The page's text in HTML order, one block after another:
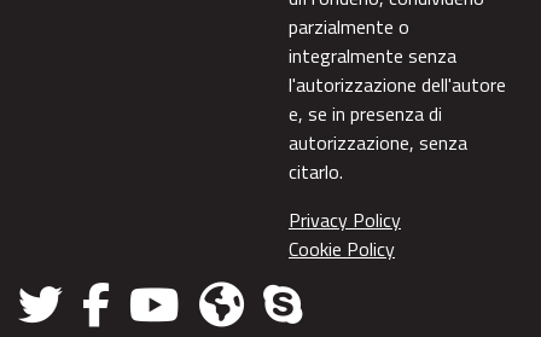
parzialmente o
integralmente senza
l'autorizzazione dell'autore
e, se in presenza di
autorizzazione, senza
citarlo.
Privacy Policy
Cookie Policy